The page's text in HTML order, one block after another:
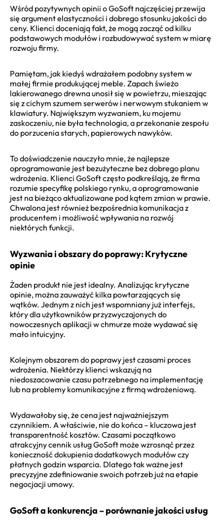
Wśród pozytywnych opinii o GoSoft najczęściej przewija
się argument elastyczności i dobrego stosunku jakości do
ceny. Klienci doceniają fakt, że mogą zacząć od kilku
podstawowych modułów i rozbudowywać system w miarę
rozwoju firmy.
Pamiętam, jak kiedyś wdrażałem podobny system w
małej firmie produkującej meble. Zapach świeżo
lakierowanego drewna unosił się w powietrzu, mieszając
się z cichym szumem serwerów i nerwowym stukaniem w
klawiatury. Największym wyzwaniem, ku mojemu
zaskoczeniu, nie była technologia, a przekonanie zespołu
do porzucenia starych, papierowych nawyków.
To doświadczenie nauczyło mnie, że najlepsze
oprogramowanie jest bezużyteczne bez dobrego planu
wdrożenia. Klienci GoSoft często podkreślają, że firma
rozumie specyfikę polskiego rynku, a oprogramowanie
jest na bieżąco aktualizowane pod kątem zmian w prawie.
Chwalona jest również bezpośrednia komunikacja z
producentem i możliwość wpływania na rozwój
niektórych funkcji.
Wyzwania i obszary do poprawy: Krytyczne
opinie
Żaden produkt nie jest idealny. Analizując krytyczne
opinie, można zauważyć kilka powtarzających się
wątków. Jednym z nich jest wspomniany już interfejs,
który dla użytkowników przyzwyczajonych do
nowoczesnych aplikacji w chmurze może wydawać się
mało intuicyjny.
Kolejnym obszarem do poprawy jest czasami proces
wdrożenia. Niektórzy klienci wskazują na
niedoszacowanie czasu potrzebnego na implementację
lub na problemy komunikacyjne z firmą wdrożeniową.
Wydawałoby się, że cena jest najważniejszym
czynnikiem. A właściwie, nie do końca – kluczowa jest
transparentność kosztów. Czasami początkowo
atrakcyjny cennik usług GoSoft może wzrosnąć przez
konieczność dokupienia dodatkowych modułów czy
płatnych godzin wsparcia. Dlatego tak ważne jest
precyzyjne zdefiniowanie swoich potrzeb już na etapie
negocjacji umowy.
GoSoft a konkurencja – porównanie jakości usług